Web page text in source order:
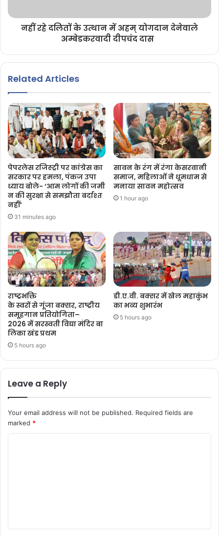
नहीं रहे दलितों के उत्थान में अहम् योगदान देनेवाले
अम्बेडकरवादी दीपचंद दास
Related Articles
पेपरलेस रजिस्ट्री पर कांग्रेस का
सरकार पर हमला, पंकज उपा
ध्याय बोले- ‘आम लोगों की जमी
न की सुरक्षा से समझौता बर्दाश्त
नहीं’
31 minutes ago
सावन के रंग में रंगा केसरवानी
समाज, महिलाओं ने धूमधाम से
मनाया सावन महोत्सव
1 hour ago
राष्ट्रभक्ति
के स्वरों से गूंजा बक्सर, राष्ट्रीय
समूहगान प्रतियोगिता–
2026 में सरस्वती विद्या मंदिर बा
लिका खंड प्रथम
5 hours ago
डी.ए.वी. बक्सर में खेल महाकुंभ
का भव्य शुभारंभ
5 hours ago
Leave a Reply
Your email address will not be published. Required fields are
marked *